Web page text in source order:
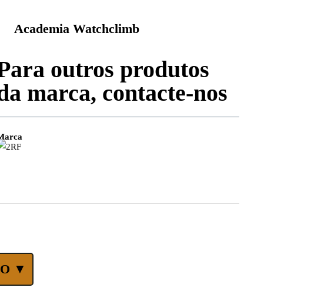
Academia Watchclimb
outros produtos
marca, contacte-nos
▼